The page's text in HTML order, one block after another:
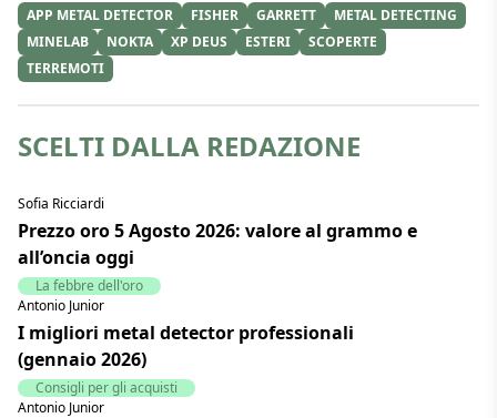
APP METAL DETECTOR FISHER GARRETT
METAL DETECTING
MINELAB
NOKTA XP DEUS ESTERI
SCOPERTE
TERREMOTI
SCELTI DALLA REDAZIONE
Sofia Ricciardi
Prezzo oro 5 Agosto 2026: valore al grammo e
all’oncia oggi
La febbre dell'oro
Antonio Junior
I migliori metal detector professionali
(gennaio 2026)
Consigli per gli acquisti
Antonio Junior